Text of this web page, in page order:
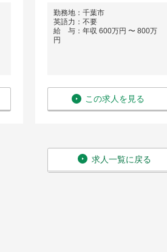
勤務地：千葉市
英語力：不要
給 与：年収 600万円 〜 800万
円
この求人を見る
求人一覧に戻る